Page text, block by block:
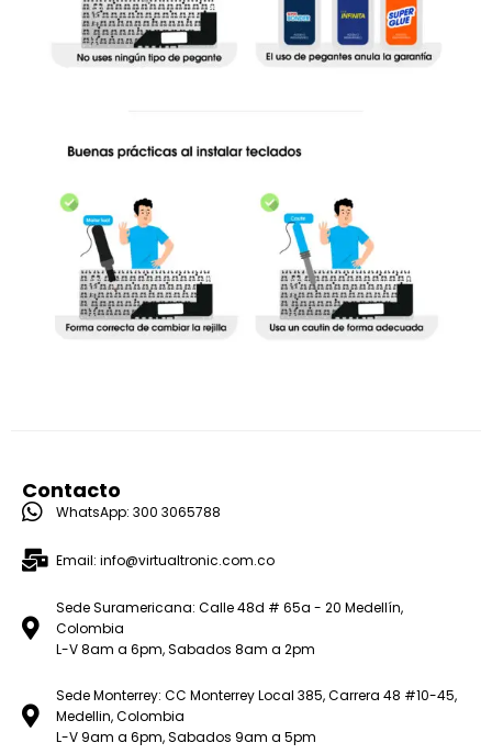
Contacto
WhatsApp: 300 3065788
Email: info@virtualtronic.com.co
Sede Suramericana: Calle 48d # 65a - 20 Medellín,
Colombia
L-V 8am a 6pm, Sabados 8am a 2pm
Sede Monterrey: CC Monterrey Local 385, Carrera 48 #10-45,
Medellin, Colombia
L-V 9am a 6pm, Sabados 9am a 5pm